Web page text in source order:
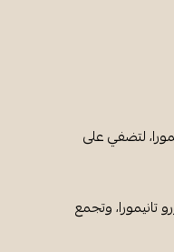
لتضفي على
تانيمورا، وتجمع